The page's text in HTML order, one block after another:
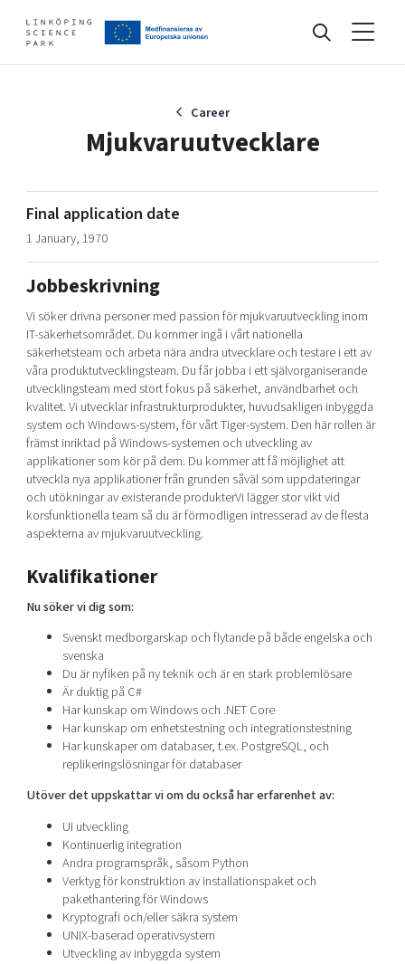
Artificial intelligence
Cybersecurity
Internet of Things
Manufacturing industries
Global talent
Visual technologies
Shaping cities and regions
Bright East
East Sweden Tech Women
Reversed mentorship
Develop your company
Upgrade your skills & master new ones
Tech startups
Upscaling
Talent & skills
Startup & industry collaboration
Offers to boost your business
Funding opportunities
About
Our story, mission & vision
Our community of companies
Projects
Publications
Project toolbox
Our clusters
Reach out to us
Locations
40 years anniversary
Today's lunch in Mjärdevi
Career
Mjukvaruutvecklare
Final application date
1 January, 1970
Jobbeskrivning
Vi söker drivna personer med passion för mjukvaruutveckling inom
IT-säkerhetsområdet. Du kommer ingå i vårt nationella
säkerhetsteam och arbeta nära andra utvecklare och testare i ett av
våra produktutvecklingsteam. Du får jobba i ett självorganiserande
utvecklingsteam med stort fokus på säkerhet, användbarhet och
kvalitet. Vi utvecklar infrastrukturprodukter, huvudsakligen inbyggda
system och Windows-system, för vårt Tiger-system. Den här rollen är
främst inriktad på Windows-systemen och utveckling av
applikationer som kör på dem. Du kommer att få möjlighet att
utveckla nya applikationer från grunden såväl som uppdateringar
och utökningar av existerande produkterVi lägger stor vikt vid
korsfunktionella team så du är förmodligen intresserad av de flesta
aspekterna av mjukvaruutveckling.
Kvalifikationer
Nu söker vi dig som:
Svenskt medborgarskap och flytande på både engelska och
svenska
Du är nyfiken på ny teknik och är en stark problemlösare
Är duktig på C#
Har kunskap om Windows och .NET Core
Har kunskap om enhetstestning och integrationstestning
Har kunskaper om databaser, t.ex. PostgreSQL, och
replikeringslösningar för databaser
Utöver det uppskattar vi om du också har erfarenhet av:
UI utveckling
Kontinuerlig integration
Andra programspråk, såsom Python
Verktyg för konstruktion av installationspaket och
pakethantering för Windows
Kryptografi och/eller säkra system
UNIX-baserad operativsystem
Utveckling av inbyggda system